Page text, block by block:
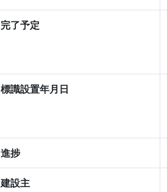
完了予定
標識設置年月日
進捗
建設主